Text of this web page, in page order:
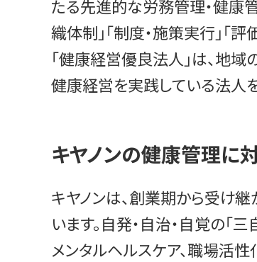
たる先進的な労務管理・健康
織体制」「制度・施策実行」「
「健康経営優良法人」は、地
健康経営を実践している法人
キヤノンの健康管理に
キヤノンは、創業期から受け
います。自発・自治・自覚の
メンタルヘルスケア、職場活性